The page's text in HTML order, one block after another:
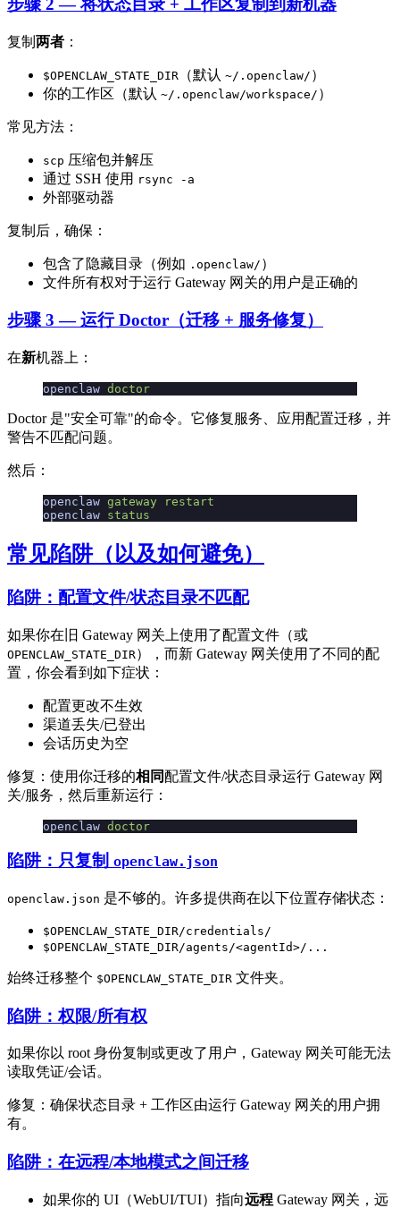
步骤 2 — 将状态目录 + 工作区复制到新机器
复制 两者 ：
$OPENCLAW_STATE_DIR （默认 ~/.openclaw/ ）
你的工作区（默认 ~/.openclaw/workspace/ ）
常见方法：
scp 压缩包并解压
通过 SSH 使用 rsync -a
外部驱动器
复制后，确保：
包含了隐藏目录（例如 .openclaw/ ）
文件所有权对于运行 Gateway 网关的用户是正确的
步骤 3 — 运行 Doctor（迁移 + 服务修复）
在新机器上：
openclaw doctor
Doctor 是"安全可靠"的命令。它修复服务、应用配置迁移，并
警告不匹配问题。
然后：
openclaw gateway restart
openclaw status
常见陷阱（以及如何避免）
陷阱：配置文件/状态目录不匹配
如果你在旧 Gateway 网关上使用了配置文件（或
OPENCLAW_STATE_DIR），而新 Gateway 网关使用了不同的配
置，你会看到如下症状：
配置更改不生效
渠道丢失/已登出
会话历史为空
修复：使用你迁移的相同配置文件/状态目录运行 Gateway 网
关/服务，然后重新运行：
openclaw doctor
陷阱：只复制 openclaw.json
openclaw.json 是不够的。许多提供商在以下位置存储状态：
$OPENCLAW_STATE_DIR/credentials/
$OPENCLAW_STATE_DIR/agents/<agentId>/...
始终迁移整个 $OPENCLAW_STATE_DIR 文件夹。
陷阱：权限/所有权
如果你以 root 身份复制或更改了用户，Gateway 网关可能无法
读取凭证/会话。
修复：确保状态目录 + 工作区由运行 Gateway 网关的用户拥
有。
陷阱：在远程/本地模式之间迁移
如果你的 UI（WebUI/TUI）指向远程 Gateway 网关，远